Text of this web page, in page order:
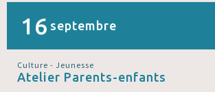
16 septembre
Culture - Jeunesse
Atelier Parents-enfants